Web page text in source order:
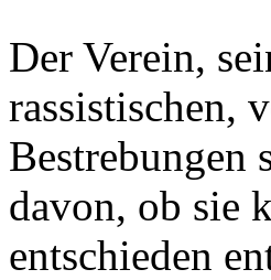
Der Verein,
rassistischen,
Bestrebungen
davon, ob sie
entschieden